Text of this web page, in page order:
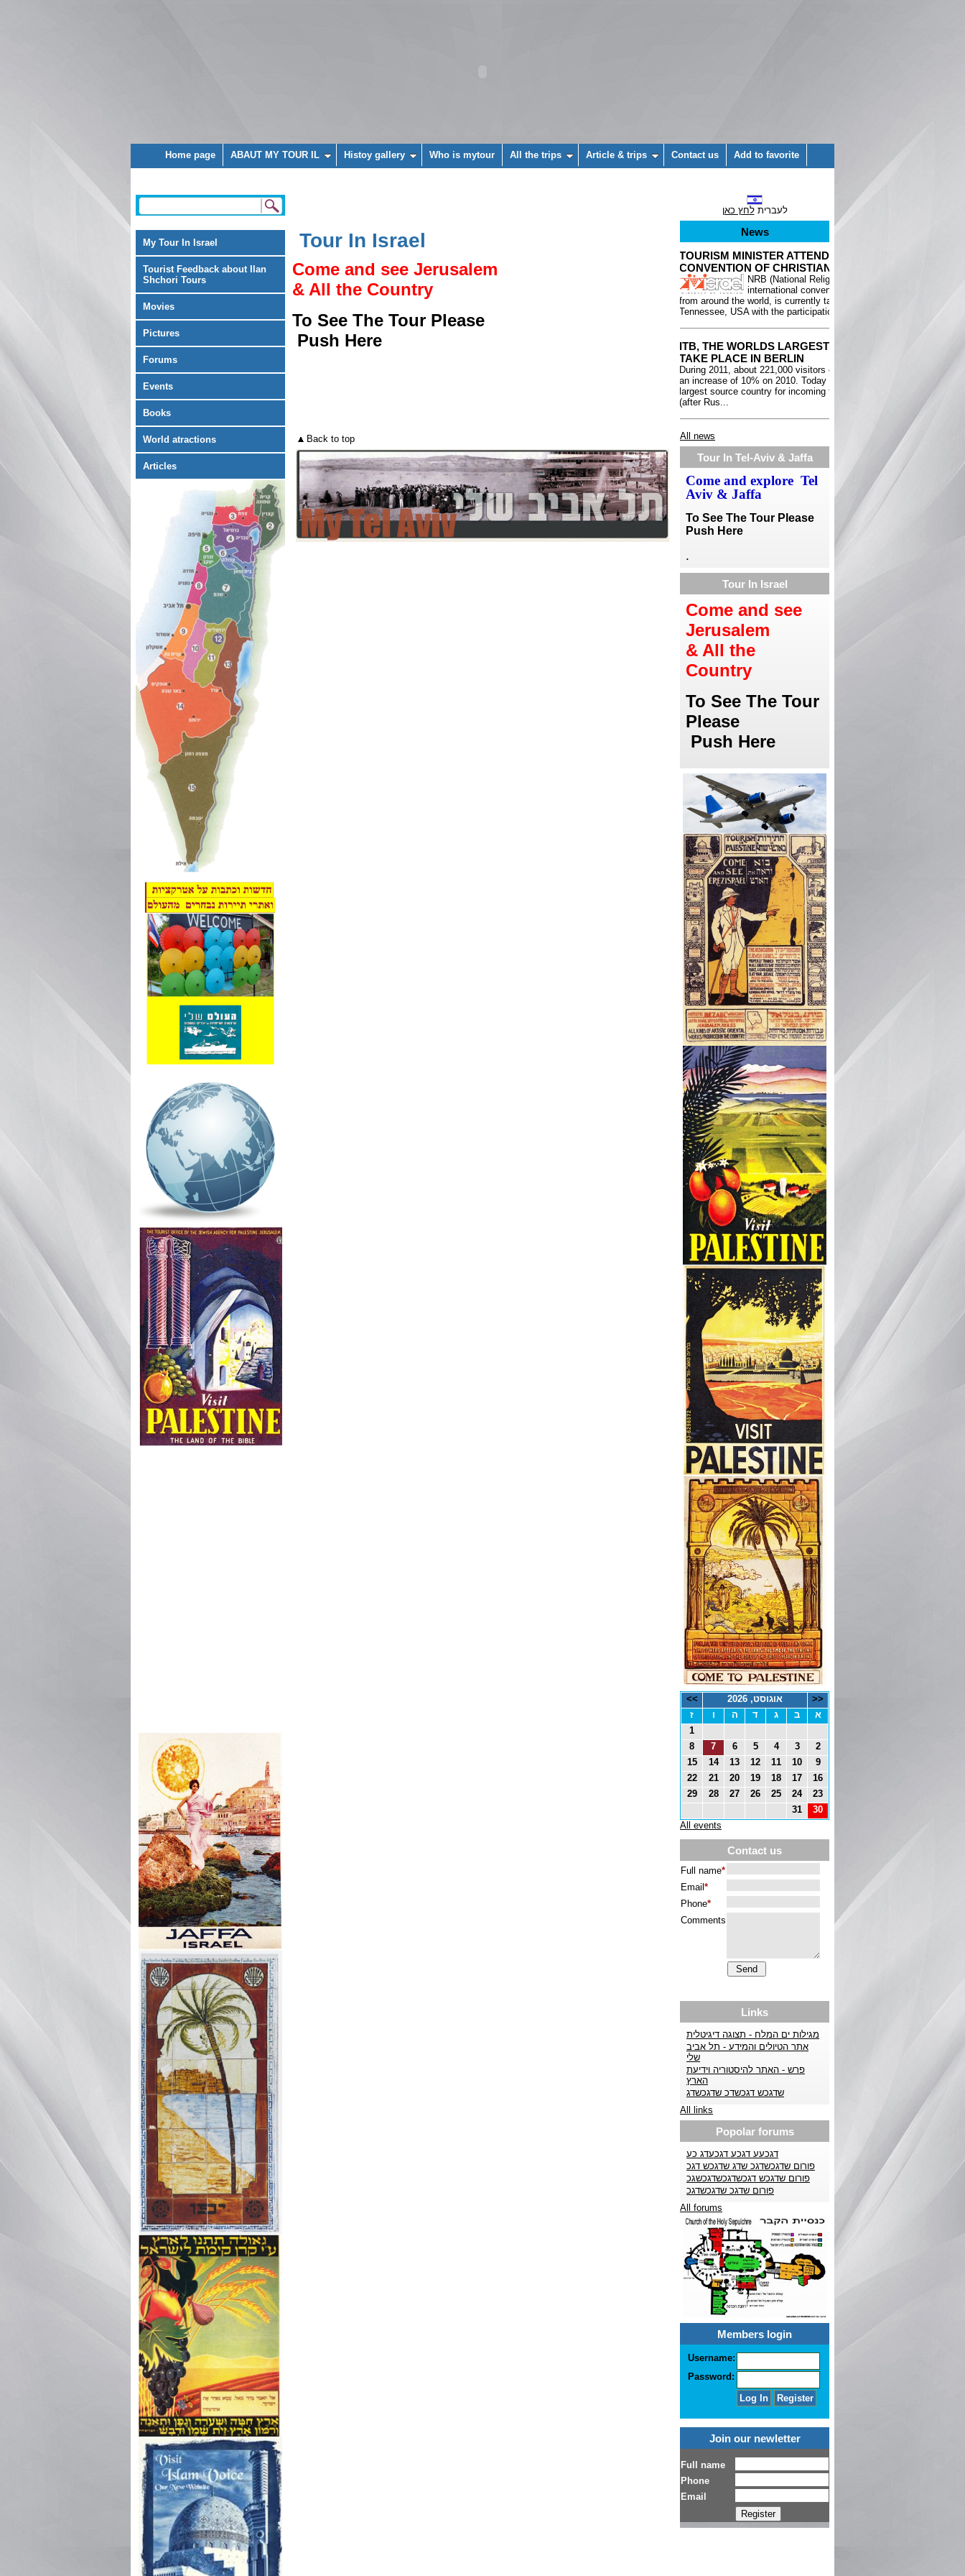
Home page ABAUT MY TOUR IL Histoy gallery Who is mytour All the trips Article & trips Contact us Add to favorite
My Tour In Israel
Tourist Feedback about Ilan
Shchori Tours
Movies
Pictures
Forums
Events
Books
World atractions
Articles
Tour In Israel
Come and see Jerusalem
& All the Country
To See The Tour Please
Push Here
Back to top
לעבריתלחץ כאן
News
All news
Tour In Tel-Aviv & Jaffa
Come and explore Tel
Aviv & Jaffa
To See The Tour Please
Push Here
.
Tour In Israel
Come and see
Jerusalem
& All the
Country
To See The Tour
Please
Push Here
<< אוגוסט, 2026
>>
א
ב ג ד ה ו
ז
1
2
3
4
5
6
7
8
9
10
11
12
13
14
15
16
17
18
19
20
21
22
23
24
25
26
27
28
29
30
31
All events
Contact us
Links
מגילות ים המלח - תצוגה דיגיטלית
אתר הטיולים והמידע - תל אביב
שלי
פרש - האתר להיסטוריה וידיעת
הארץ
שדגכש דגכשדכ שדגכשדג
All links
Popolar forums
דגכעע דגכע דגכעדג כע
פורום שדגכשדגכ שדג שדגכש דגכ
פורום שדגכש דגכשדגכשדגכשגכ
פורום שדגכ שדגכשדגכ
All forums
Members login
Username:
Password:
Join our newletter